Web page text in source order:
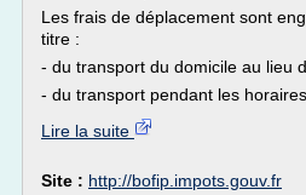
Les frais de déplacement sont
titre :
- du transport du domicile au lieu
- du transport pendant les
Lire la suite
Site : http://bofip.impots.gouv.fr